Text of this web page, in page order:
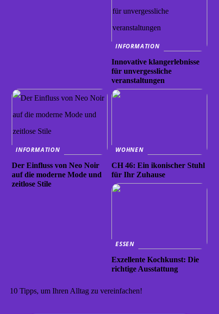
INFORMATION
Innovative klangerlebnisse
für unvergessliche
veranstaltungen
INFORMATION
Der Einfluss von Neo Noir
auf die moderne Mode und
zeitlose Stile
WOHNEN
CH 46: Ein ikonischer Stuhl
für Ihr Zuhause
ESSEN
Exzellente Kochkunst: Die
richtige Ausstattung
10 Tipps, um Ihren Alltag zu vereinfachen!